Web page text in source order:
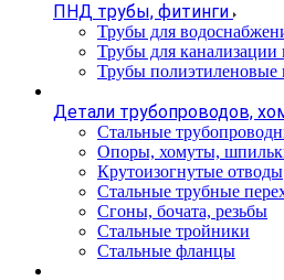
ПНД трубы, фитинги
Трубы для
Трубы для
Трубы полиэтиленовые
Детали трубопроводов,
Стальные
Опоры, хомуты,
Крутоизогнутые отводы
Стальные трубные
Сгоны, бочата, резьбы
Стальные тройники
Стальные фланцы